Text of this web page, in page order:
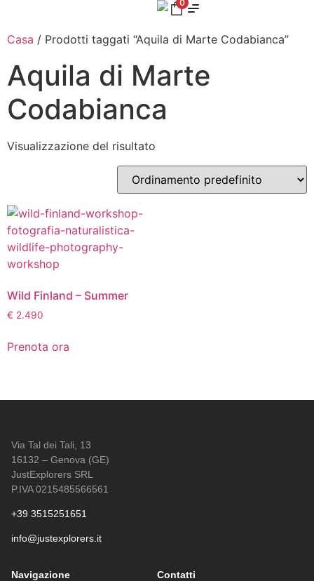
0
Casa / Prodotti taggati “Aquila di Marte Codabianca”
Aquila di Marte
Codabianca
Visualizzazione del risultato
Wild Finland – Summer
€ 2.490
Prenota ora
Via Tal dei Tali, 13
16132 – Genova (GE)
JustExplorers SRL
P.IVA 0215485566561
+39 3515251651
info@justexplorers.it
Navigazione
Contatti